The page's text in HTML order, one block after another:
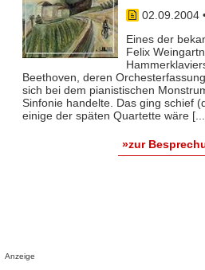
02.09.2004
Eines der
Felix
Beethoven, deren
sich bei dem pianistischen
Sinfonie handelte. Das ging schief
einige der späten Quartette wäre
»zur
Anzeige